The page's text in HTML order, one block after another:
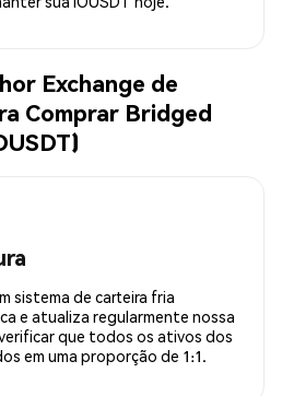
Exchange de
Comprar Bridged
sistema de carteira fria
e atualiza regularmente nossa
que todos os ativos dos
em uma proporção de 1:1.